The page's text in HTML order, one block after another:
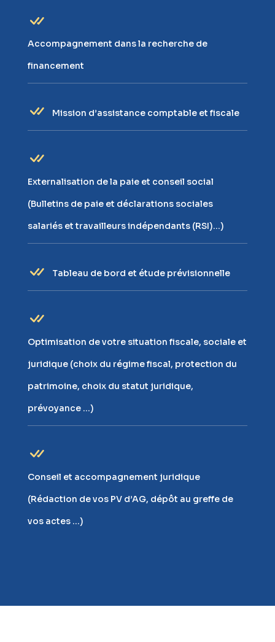
Accompagnement dans la recherche de
financement
Mission d’assistance comptable et fiscale
Externalisation de la paie et conseil social
(Bulletins de paie et déclarations sociales
salariés et travailleurs indépendants (RSI)…)
Tableau de bord et étude prévisionnelle
Optimisation de votre situation fiscale, sociale et
juridique (choix du régime fiscal, protection du
patrimoine, choix du statut juridique,
prévoyance …)
Conseil et accompagnement juridique
(Rédaction de vos PV d’AG, dépôt au greffe de
vos actes …)